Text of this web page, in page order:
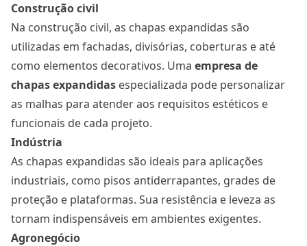
Construção civil
Na construção civil, as chapas expandidas são
utilizadas em fachadas, divisórias, coberturas e até
como elementos decorativos. Uma empresa de
chapas expandidas especializada pode personalizar
as malhas para atender aos requisitos estéticos e
funcionais de cada projeto.
Indústria
As chapas expandidas são ideais para aplicações
industriais, como pisos antiderrapantes, grades de
proteção e plataformas. Sua resistência e leveza as
tornam indispensáveis em ambientes exigentes.
Agronegócio